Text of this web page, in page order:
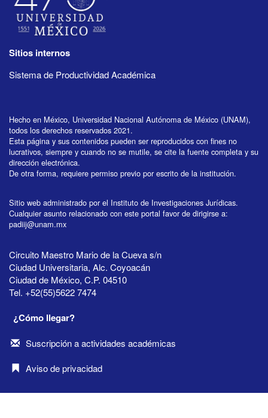
Sitios internos
Sistema de Productividad Académica
Hecho en México, Universidad Nacional Autónoma de México (UNAM),
todos los derechos reservados 2021.
Esta página y sus contenidos pueden ser reproducidos con fines no
lucrativos, siempre y cuando no se mutile, se cite la fuente completa y su
dirección electrónica.
De otra forma, requiere permiso previo por escrito de la institución.
Sitio web administrado por el Instituto de Investigaciones Jurídicas.
Cualquier asunto relacionado con este portal favor de dirigirse a:
padiij@unam.mx
Circuito Maestro Mario de la Cueva s/n
Ciudad Universitaria, Alc. Coyoacán
Ciudad de México, C.P. 04510
Tel. +52(55)5622 7474
¿Cómo llegar?
Suscripción a actividades académicas
Aviso de privacidad